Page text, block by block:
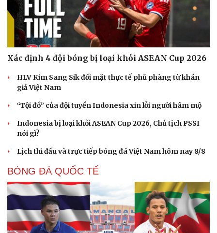
Cải chính
Xác định 4 đội bóng bị loại khỏi ASEAN Cup 2026
HLV Kim Sang Sik đối mặt thực tế phũ phàng từ khán
giả Việt Nam
“Tội đồ” của đội tuyển Indonesia xin lỗi người hâm mộ
Indonesia bị loại khỏi ASEAN Cup 2026, Chủ tịch PSSI
nói gì?
Lịch thi đấu và trực tiếp bóng đá Việt Nam hôm nay 8/8
BÓNG ĐÁ QUỐC TẾ